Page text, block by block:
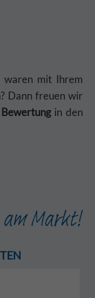
waren mit Ihrem
Dann freuen wir
in den